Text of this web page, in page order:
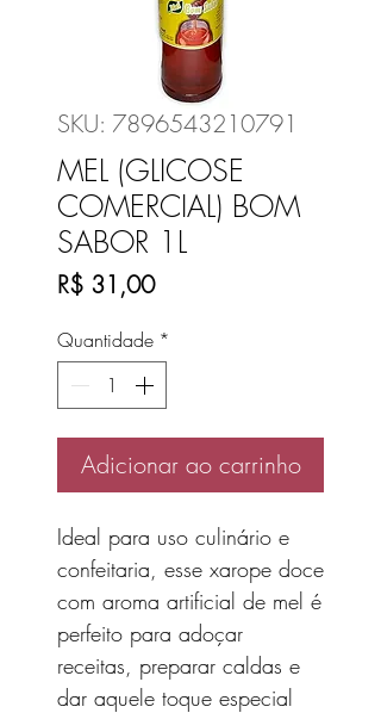
SKU: 7896543210791
MEL (GLICOSE
COMERCIAL) BOM
SABOR 1L
R$ 31,00Preço
Quantidade *
Adicionar ao carrinho
Ideal para uso culinário e
confeitaria, esse xarope doce
com aroma artificial de mel é
perfeito para adoçar
receitas, preparar caldas e
dar aquele toque especial